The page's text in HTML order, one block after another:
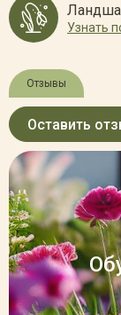
Узнать
Отзывы
Оставить